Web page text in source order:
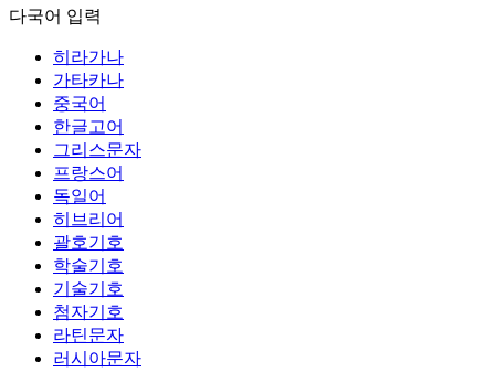
다국어 입력
히라가나
가타카나
중국어
한글고어
그리스문자
프랑스어
독일어
히브리어
괄호기호
학술기호
기술기호
첨자기호
라틴문자
러시아문자